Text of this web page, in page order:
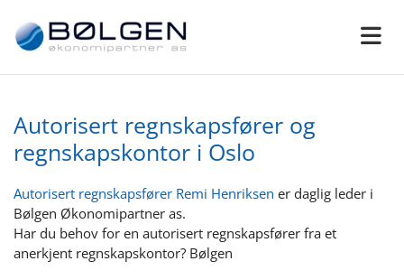
Autorisert regnskapsfører og
regnskapskontor i Oslo
Autorisert regnskapsfører Remi Henriksen er daglig leder i
Bølgen Økonomipartner as.
Har du behov for en autorisert regnskapsfører fra et
anerkjent regnskapskontor? Bølgen